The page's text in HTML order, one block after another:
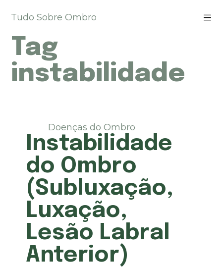
u
a
p
Tudo Sobre Ombro
Tag
instabilidade
Doenças do Ombro
Instabilidade
do Ombro
(Subluxação,
Luxação,
Lesão Labral
Anterior)